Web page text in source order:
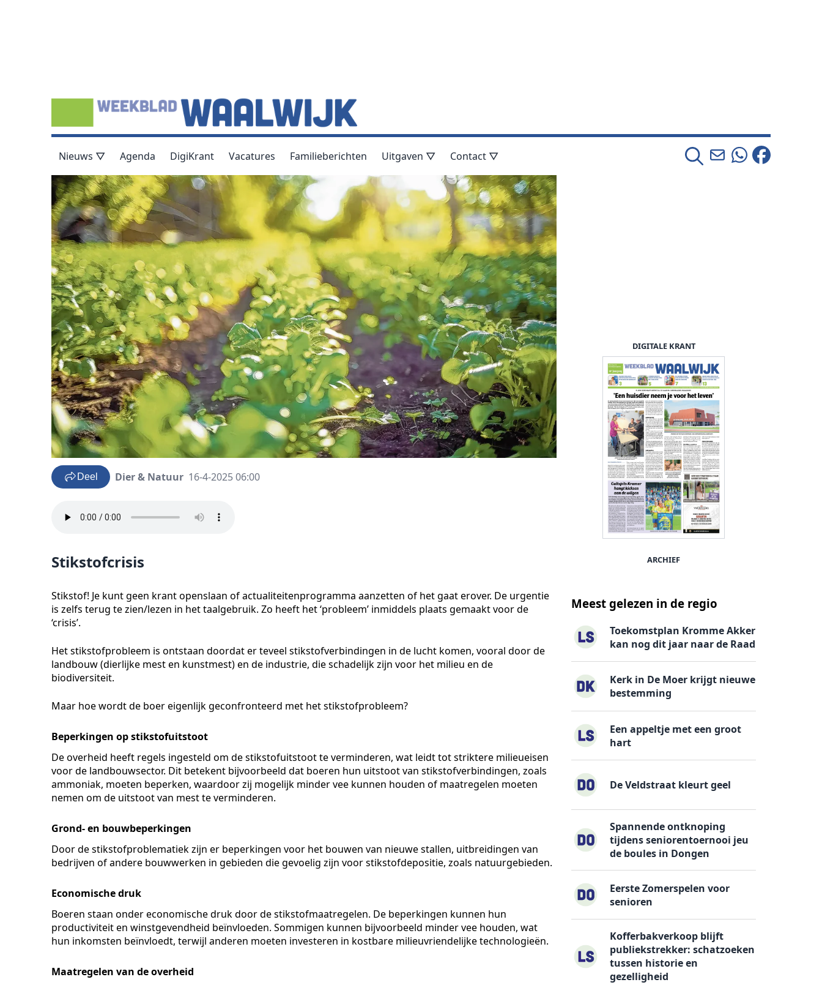
Nieuws ▽ Agenda DigiKrant Vacatures Familieberichten Uitgaven ▽ Contact ▽
Deel Dier & Natuur 16-4-2025 06:00
Stikstofcrisis
Stikstof! Je kunt geen krant openslaan of actualiteitenprogramma aanzetten of het gaat erover. De urgentie
is zelfs terug te zien/lezen in het taalgebruik. Zo heeft het ‘probleem’ inmiddels plaats gemaakt voor de
‘crisis’.
Het stikstofprobleem is ontstaan doordat er teveel stikstofverbindingen in de lucht komen, vooral door de
landbouw (dierlijke mest en kunstmest) en de industrie, die schadelijk zijn voor het milieu en de
biodiversiteit.
Maar hoe wordt de boer eigenlijk geconfronteerd met het stikstofprobleem?
Beperkingen op stikstofuitstoot
De overheid heeft regels ingesteld om de stikstofuitstoot te verminderen, wat leidt tot striktere milieueisen
voor de landbouwsector. Dit betekent bijvoorbeeld dat boeren hun uitstoot van stikstofverbindingen, zoals
ammoniak, moeten beperken, waardoor zij mogelijk minder vee kunnen houden of maatregelen moeten
nemen om de uitstoot van mest te verminderen.
Grond- en bouwbeperkingen
Door de stikstofproblematiek zijn er beperkingen voor het bouwen van nieuwe stallen, uitbreidingen van
bedrijven of andere bouwwerken in gebieden die gevoelig zijn voor stikstofdepositie, zoals natuurgebieden.
Economische druk
Boeren staan onder economische druk door de stikstofmaatregelen. De beperkingen kunnen hun
productiviteit en winstgevendheid beïnvloeden. Sommigen kunnen bijvoorbeeld minder vee houden, wat
hun inkomsten beïnvloedt, terwijl anderen moeten investeren in kostbare milieuvriendelijke technologieën.
Maatregelen van de overheid
DIGITALE KRANT
ARCHIEF
Meest gelezen in de regio
Toekomstplan Kromme Akker
kan nog dit jaar naar de Raad
Kerk in De Moer krijgt nieuwe
bestemming
Een appeltje met een groot
hart
De Veldstraat kleurt geel
Spannende ontknoping
tijdens seniorentoernooi jeu
de boules in Dongen
Eerste Zomerspelen voor
senioren
Kofferbakverkoop blijft
publiekstrekker: schatzoeken
tussen historie en
gezelligheid